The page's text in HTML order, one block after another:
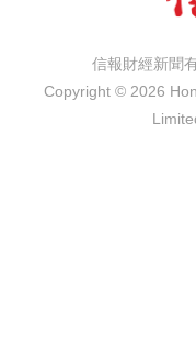
信報財經新聞
Copyright © 2026